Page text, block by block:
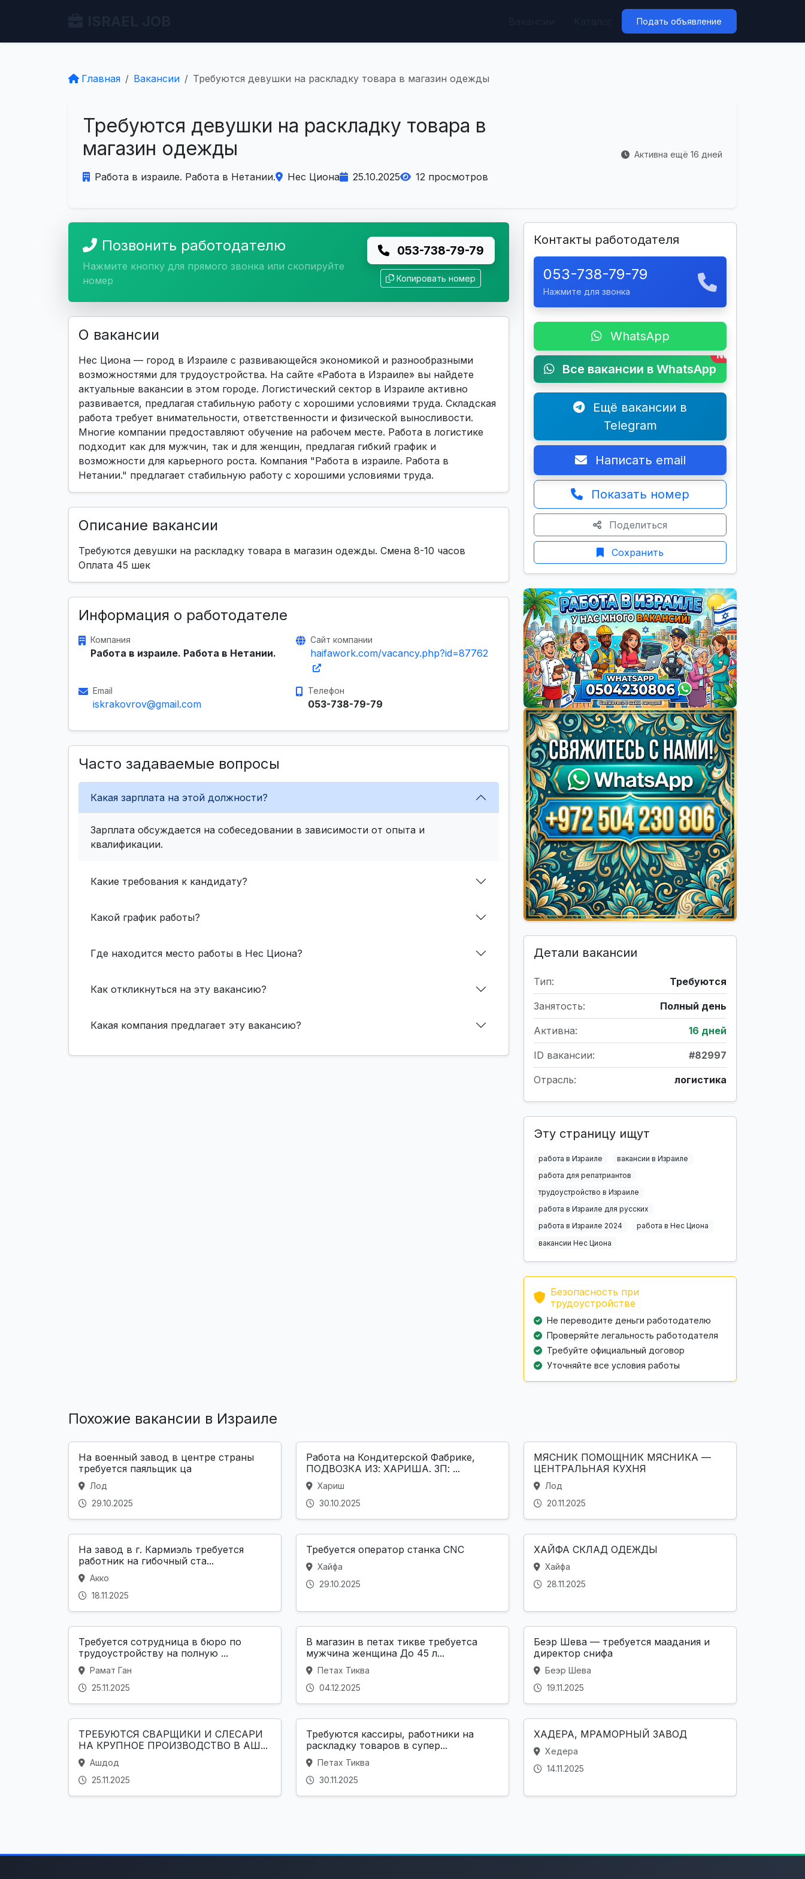
Подать объявление
Главная Вакансии Требуются девушки на раскладку товара в магазин одежды
Требуются девушки на раскладку товара в
магазин одежды
Работа в израиле. Работа в Нетании. Нес Циона 25.10.2025 12 просмотров
Активна ещё 16 дней
Позвонить работодателю
Нажмите кнопку для прямого звонка или скопируйте
номер
053-738-79-79
Копировать номер
О вакансии
Нес Циона — город в Израиле с развивающейся экономикой и разнообразными
возможностями для трудоустройства. На сайте «Работа в Израиле» вы найдете
актуальные вакансии в этом городе. Логистический сектор в Израиле активно
развивается, предлагая стабильную работу с хорошими условиями труда. Складская
работа требует внимательности, ответственности и физической выносливости.
Многие компании предоставляют обучение на рабочем месте. Работа в логистике
подходит как для мужчин, так и для женщин, предлагая гибкий график и
возможности для карьерного роста. Компания "Работа в израиле. Работа в
Нетании." предлагает стабильную работу с хорошими условиями труда.
Описание вакансии
Требуются девушки на раскладку товара в магазин одежды. Смена 8-10 часов
Оплата 45 шек
Информация о работодателе
Компания
Работа в израиле. Работа в Нетании.
Сайт компании
haifawork.com/vacancy.php?id=87762
Email
iskrakovrov@gmail.com
Телефон
053-738-79-79
Часто задаваемые вопросы
Какая зарплата на этой должности?
Зарплата обсуждается на собеседовании в зависимости от опыта и
квалификации.
Какие требования к кандидату?
Какой график работы?
Где находится место работы в Нес Циона?
Как откликнуться на эту вакансию?
Какая компания предлагает эту вакансию?
Контакты работодателя
053-738-79-79
Нажмите для звонка
WhatsApp
Все вакансии в WhatsApp
New
Ещё вакансии в
Telegram
Написать email
Показать номер
Поделиться
Сохранить
Детали вакансии
Тип: Требуются
Занятость: Полный день
Активна: 16 дней
ID вакансии: #82997
Отрасль: логистика
Эту страницу ищут
работа в Израиле
вакансии в Израиле
работа для репатриантов
трудоустройство в Израиле
работа в Израиле для русских
работа в Израиле 2024
работа в Нес Циона
вакансии Нес Циона
Безопасность при
трудоустройстве
Не переводите деньги работодателю
Проверяйте легальность работодателя
Требуйте официальный договор
Уточняйте все условия работы
Похожие вакансии в Израиле
На военный завод в центре страны
требуется паяльщик ца
Лод
29.10.2025
Работа на Кондитерской Фабрике,
ПОДВОЗКА ИЗ: ХАРИША. ЗП: ...
Хариш
30.10.2025
МЯСНИК ПОМОЩНИК МЯСНИКА —
ЦЕНТРАЛЬНАЯ КУХНЯ
Лод
20.11.2025
На завод в г. Кармиэль требуется
работник на гибочный ста...
Акко
18.11.2025
Требуется оператор станка CNC
Хайфа
29.10.2025
ХАЙФА СКЛАД ОДЕЖДЫ
Хайфа
28.11.2025
Требуется сотрудница в бюро по
трудоустройству на полную ...
Рамат Ган
25.11.2025
В магазин в петах тикве требуетса
мужчина женщина До 45 л...
Петах Тиква
04.12.2025
Беэр Шева — требуется маадания и
директор снифа
Беэр Шева
19.11.2025
ТРЕБУЮТСЯ СВАРЩИКИ И СЛЕСАРИ
НА КРУПНОЕ ПРОИЗВОДСТВО В АШ...
Ашдод
25.11.2025
Требуются кассиры, работники на
раскладку товаров в супер...
Петах Тиква
30.11.2025
ХАДЕРА, МРАМОРНЫЙ ЗАВОД
Хедера
14.11.2025